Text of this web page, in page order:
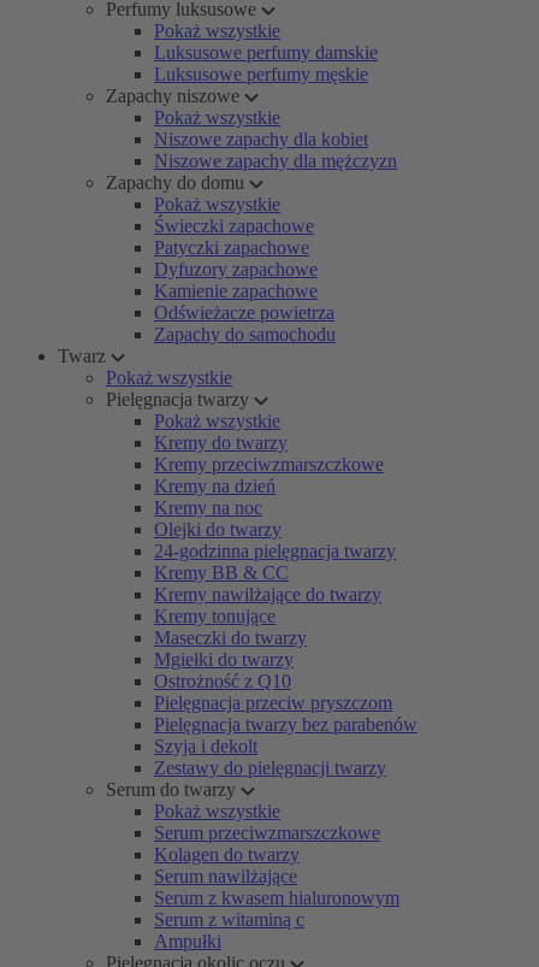
Perfumy luksusowe
Pokaż wszystkie
Luksusowe perfumy damskie
Luksusowe perfumy męskie
Zapachy niszowe
Pokaż wszystkie
Niszowe zapachy dla kobiet
Niszowe zapachy dla mężczyzn
Zapachy do domu
Pokaż wszystkie
Świeczki zapachowe
Patyczki zapachowe
Dyfuzory zapachowe
Kamienie zapachowe
Odświeżacze powietrza
Zapachy do samochodu
Twarz
Pokaż wszystkie
Pielęgnacja twarzy
Pokaż wszystkie
Kremy do twarzy
Kremy przeciwzmarszczkowe
Kremy na dzień
Kremy na noc
Olejki do twarzy
24-godzinna pielęgnacja twarzy
Kremy BB & CC
Kremy nawilżające do twarzy
Kremy tonujące
Maseczki do twarzy
Mgiełki do twarzy
Ostrożność z Q10
Pielęgnacja przeciw pryszczom
Pielęgnacja twarzy bez parabenów
Szyja i dekolt
Zestawy do pielęgnacji twarzy
Serum do twarzy
Pokaż wszystkie
Serum przeciwzmarszczkowe
Kolagen do twarzy
Serum nawilżające
Serum z kwasem hialuronowym
Serum z witaminą c
Ampułki
Pielęgnacja okolic oczu